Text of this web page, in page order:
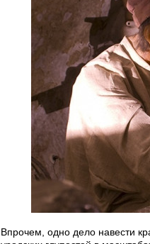
Впрочем, одно дело навести